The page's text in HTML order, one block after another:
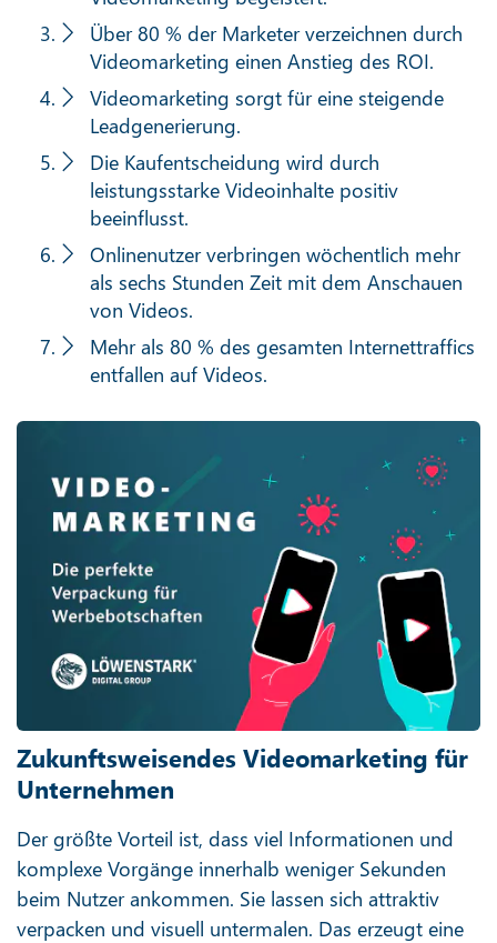
Über 80 % der Marketer verzeichnen durch
Videomarketing einen Anstieg des ROI.
Videomarketing sorgt für eine steigende
Leadgenerierung.
Die Kaufentscheidung wird durch
leistungsstarke Videoinhalte positiv
beeinflusst.
Onlinenutzer verbringen wöchentlich mehr
als sechs Stunden Zeit mit dem Anschauen
von Videos.
Mehr als 80 % des gesamten Internettraffics
entfallen auf Videos.
Zukunftsweisendes Videomarketing für
Unternehmen
Der größte Vorteil ist, dass viel Informationen und
komplexe Vorgänge innerhalb weniger Sekunden
beim Nutzer ankommen. Sie lassen sich attraktiv
verpacken und visuell untermalen. Das erzeugt eine